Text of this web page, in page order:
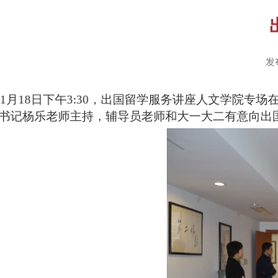
发
月18日下午3:30，出国留学服务讲座人文学院专场
记杨乐老师主持，辅导员老师和大一大二有意向出